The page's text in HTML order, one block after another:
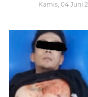
Kamis, 04 Juni